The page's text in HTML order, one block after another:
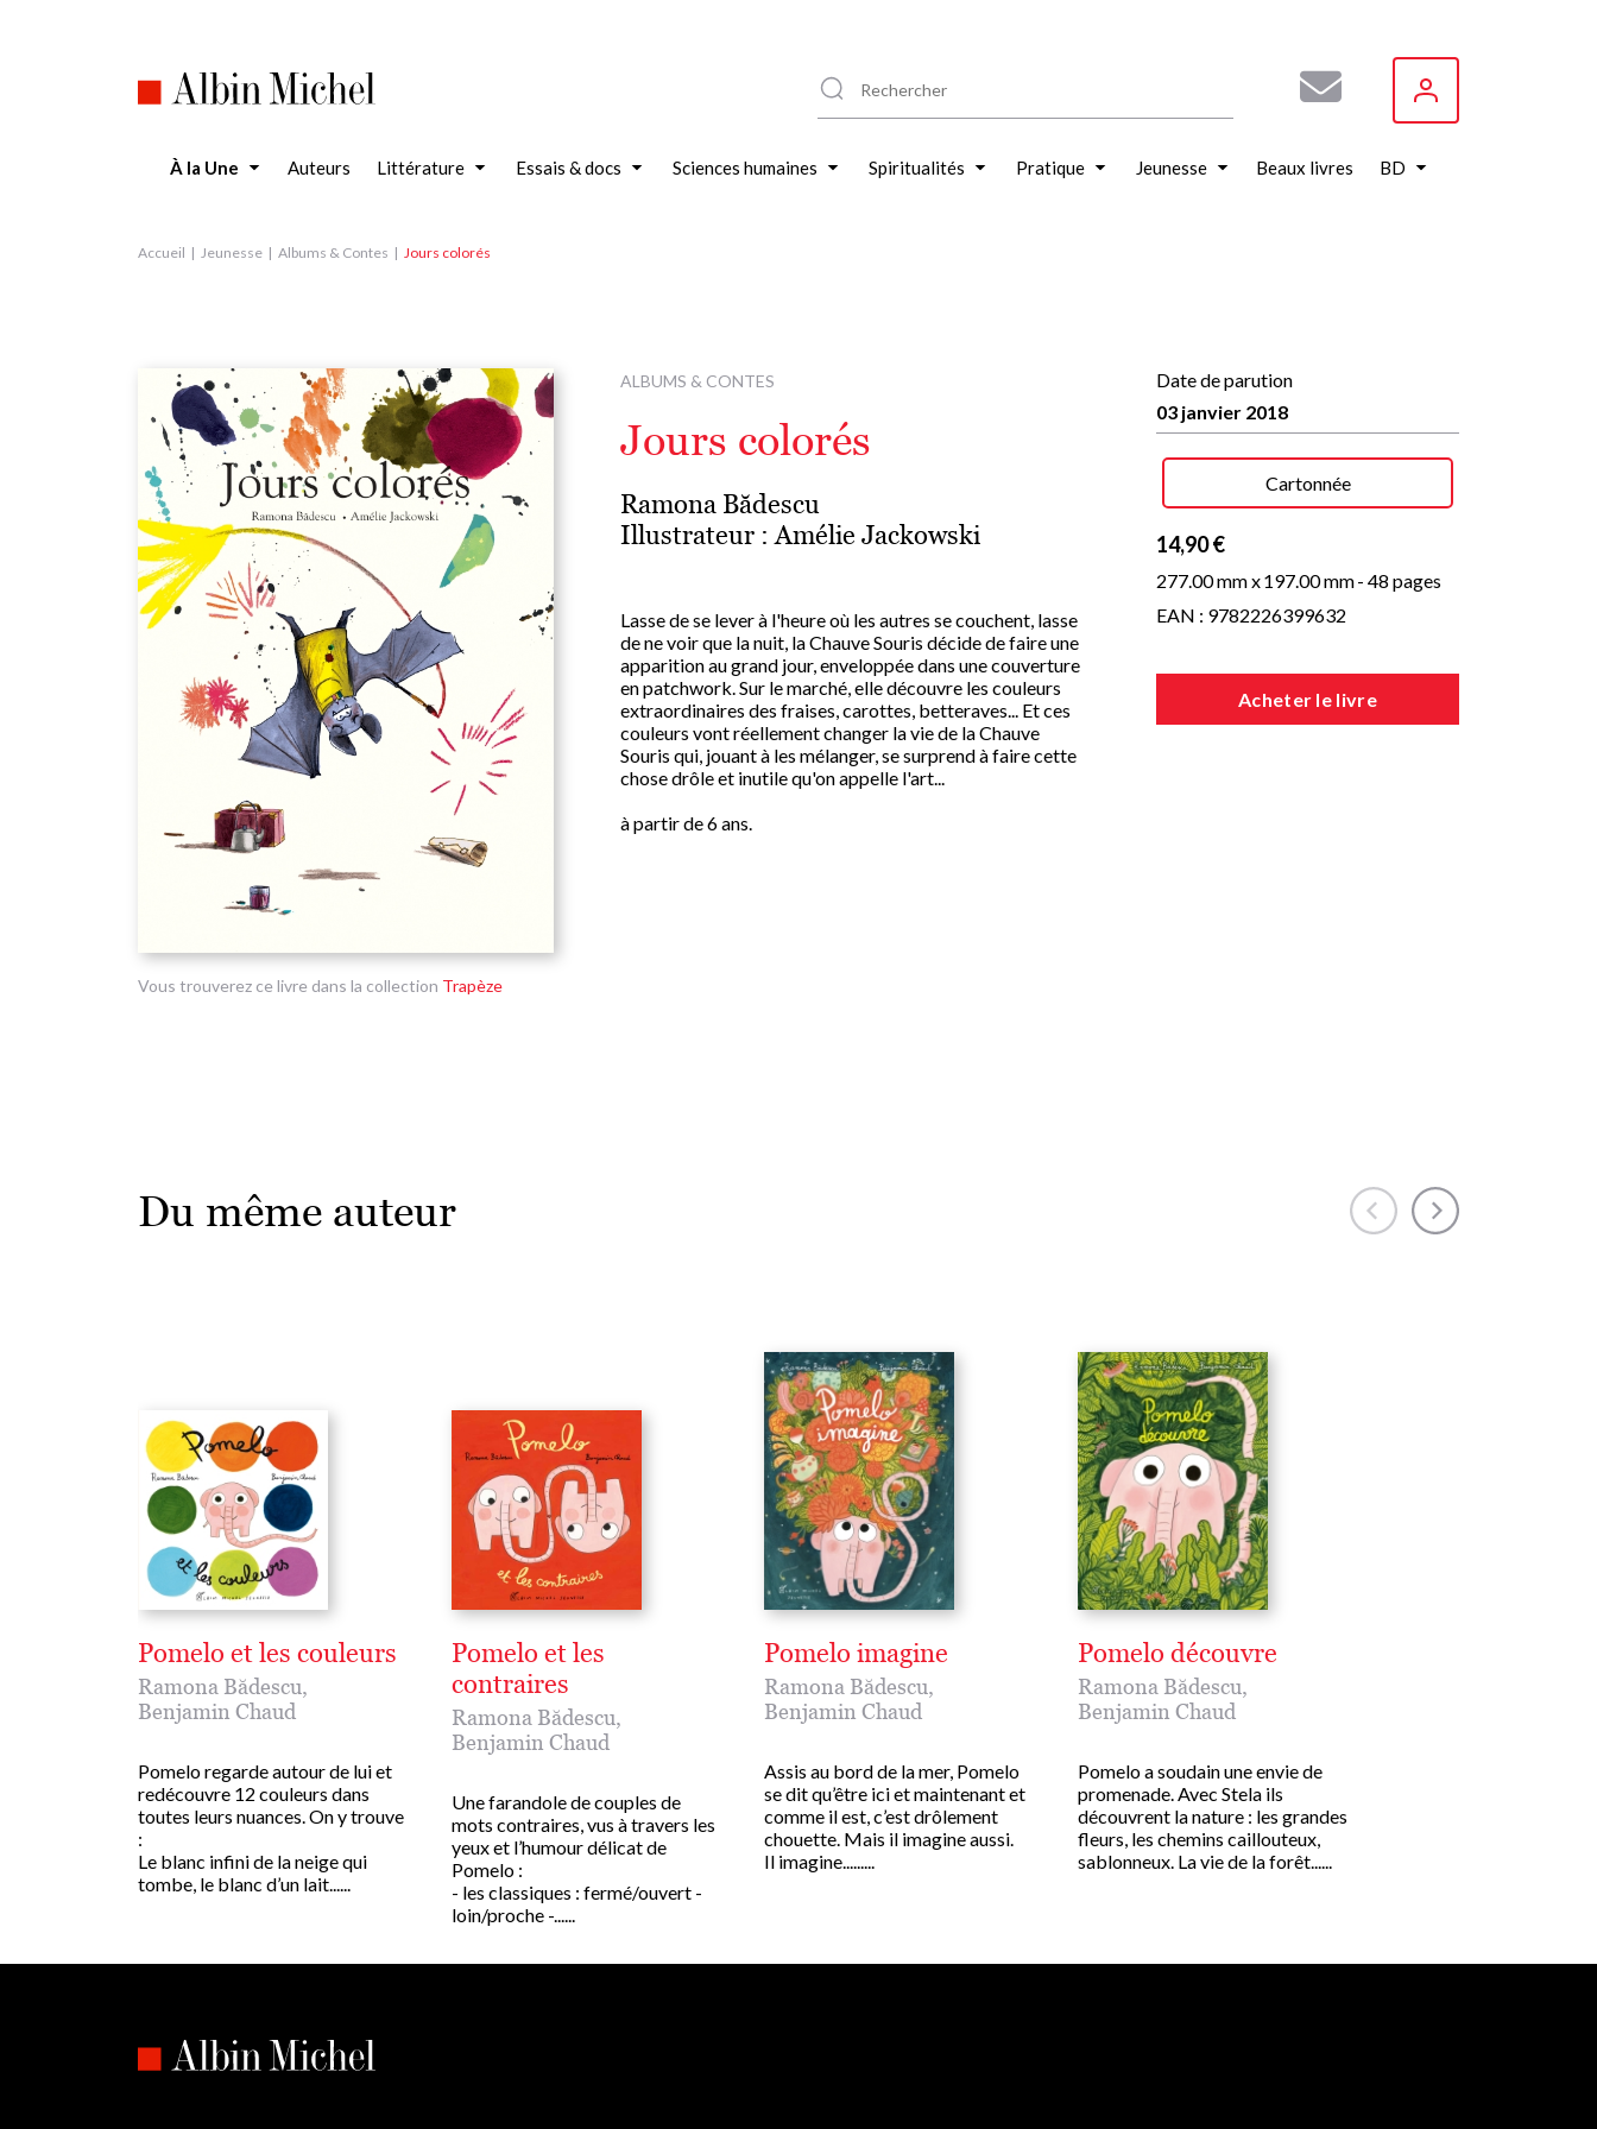
À la Une Auteurs Littérature Essais & docs Sciences humaines Spiritualités Pratique Jeunesse Beaux livres BD
Accueil Jeunesse Albums & Contes Jours colorés
Vous trouverez ce livre dans la collection Trapèze
ALBUMS & CONTES
Jours colorés
Ramona Bădescu
Illustrateur :Amélie Jackowski
Lasse de se lever à l'heure où les autres se couchent, lasse
de ne voir que la nuit, la Chauve Souris décide de faire une
apparition au grand jour, enveloppée dans une couverture
en patchwork. Sur le marché, elle découvre les couleurs
extraordinaires des fraises, carottes, betteraves... Et ces
couleurs vont réellement changer la vie de la Chauve
Souris qui, jouant à les mélanger, se surprend à faire cette
chose drôle et inutile qu'on appelle l'art...
à partir de 6 ans.
Date de parution
03 janvier 2018
Cartonnée
14,90 €
277.00 mm x197.00 mm- 48 pages
EAN : 9782226399632
Acheter le livre
Du même auteur
Pomelo et les couleurs
Ramona Bădescu,
Benjamin Chaud
Pomelo regarde autour de lui et
redécouvre 12 couleurs dans
toutes leurs nuances. On y trouve
:
Le blanc infini de la neige qui
tombe, le blanc d’un lait......
Pomelo et les
contraires
Ramona Bădescu,
Benjamin Chaud
Une farandole de couples de
mots contraires, vus à travers les
yeux et l’humour délicat de
Pomelo :
- les classiques : fermé/ouvert -
loin/proche -......
Pomelo imagine
Ramona Bădescu,
Benjamin Chaud
Assis au bord de la mer, Pomelo
se dit qu’être ici et maintenant et
comme il est, c’est drôlement
chouette. Mais il imagine aussi.
Il imagine.........
Pomelo découvre
Ramona Bădescu,
Benjamin Chaud
Pomelo a soudain une envie de
promenade. Avec Stela ils
découvrent la nature : les grandes
fleurs, les chemins caillouteux,
sablonneux. La vie de la forêt......